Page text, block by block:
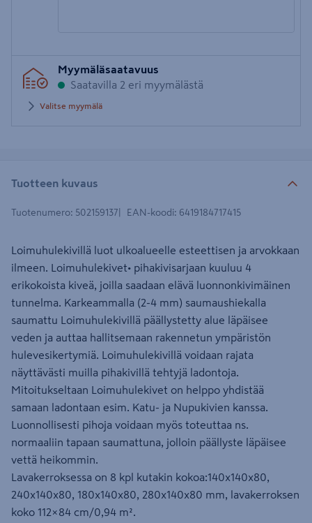
postinumero
Myymäläsaatavuus
Saatavilla 2 eri myymälästä
Valitse myymälä
Tuotteen kuvaus
Tuotenumero: 502159137 EAN-koodi: 6419184717415
Loimuhulekivillä luot ulkoalueelle esteettisen ja arvokkaan
ilmeen. Loimuhulekivet• pihakivisarjaan kuuluu 4
erikokoista kiveä, joilla saadaan elävä luonnonkivimäinen
tunnelma. Karkeammalla (2-4 mm) saumaushiekalla
saumattu Loimuhulekivillä päällystetty alue läpäisee
veden ja auttaa hallitsemaan rakennetun ympäristön
hulevesikertymiä. Loimuhulekivillä voidaan rajata
näyttävästi muilla pihakivillä tehtyjä ladontoja.
Mitoitukseltaan Loimuhulekivet on helppo yhdistää
samaan ladontaan esim. Katu- ja Nupukivien kanssa.
Luonnollisesti pihoja voidaan myös toteuttaa ns.
normaaliin tapaan saumattuna, jolloin päällyste läpäisee
vettä heikommin.
Lavakerroksessa on 8 kpl kutakin kokoa:140x140x80,
240x140x80, 180x140x80, 280x140x80 mm, lavakerroksen
koko 112×84 cm/0,94 m².